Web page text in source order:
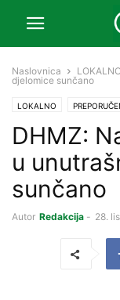
Naslovnica
djelomice sunčano
LOKALNO
DHMZ:
u
sunčano
Autor Redakcija - 28.